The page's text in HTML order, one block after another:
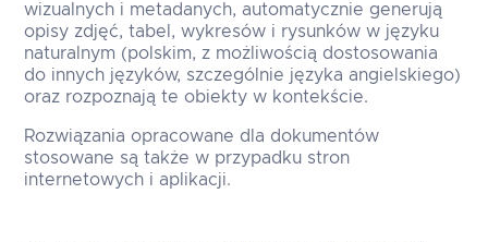
wizualnych i metadanych, automatycznie generują
opisy zdjęć, tabel, wykresów i rysunków w języku
naturalnym (polskim, z możliwością dostosowania
do innych języków, szczególnie języka angielskiego)
oraz rozpoznają te obiekty w kontekście.
Rozwiązania opracowane dla dokumentów
stosowane są także w przypadku stron
internetowych i aplikacji.